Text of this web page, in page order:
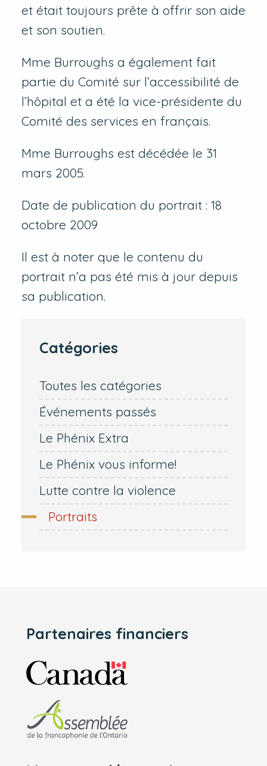
et était toujours prête à offrir son aide
et son soutien.
Mme Burroughs a également fait
partie du Comité sur l’accessibilité de
l’hôpital et a été la vice-présidente du
Comité des services en français.
Mme Burroughs est décédée le 31
mars 2005.
Date de publication du portrait : 18
octobre 2009
Il est à noter que le contenu du
portrait n’a pas été mis à jour depuis
sa publication.
Catégories
Toutes les catégories
Événements passés
Le Phénix Extra
Le Phénix vous informe!
Lutte contre la violence
Portraits
Partenaires financiers